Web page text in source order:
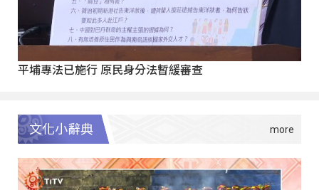
平埔專法已施行 原民身分法暫緩審查
文化小辭典